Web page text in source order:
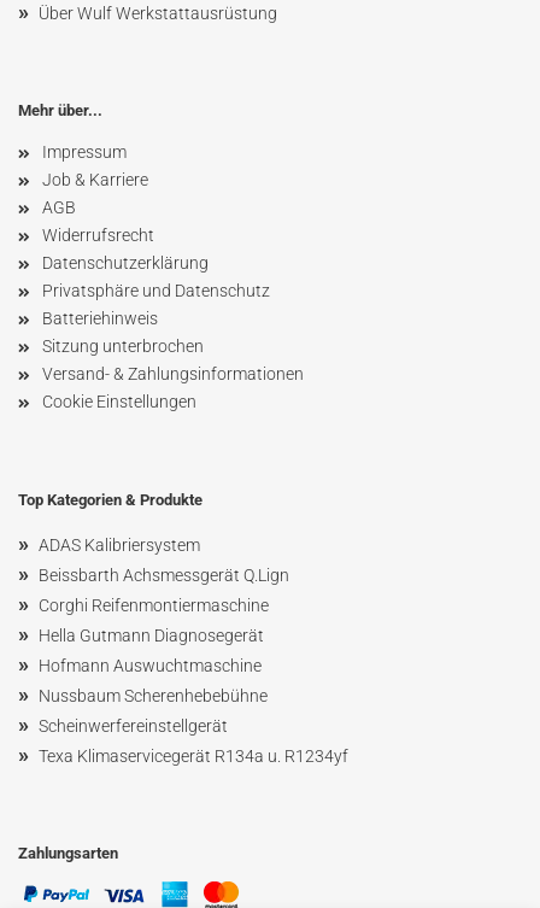
» Über Wulf Werkstattausrüstung
Mehr über...
Impressum
Job & Karriere
AGB
Widerrufsrecht
Datenschutzerklärung
Privatsphäre und Datenschutz
Batteriehinweis
Sitzung unterbrochen
Versand- & Zahlungsinformationen
Cookie Einstellungen
Top Kategorien & Produkte
» ADAS Kalibriersystem
» Beissbarth Achsmessgerät Q.Lign
» Corghi Reifenmontiermaschine
» Hella Gutmann Diagnosegerät
» Hofmann Auswuchtmaschine
» NussbaumScherenhebebühne
» Scheinwerfereinstellgerät
» Texa Klimaservicegerät R134a u. R1234yf
Zahlungsarten